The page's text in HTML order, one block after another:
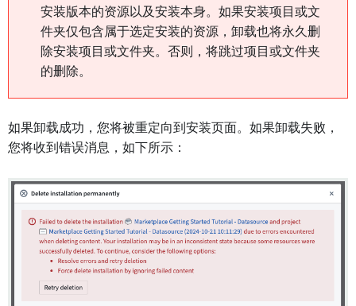
安装版本的资源以及安装本身。如果安装项目或文
件夹仅包含属于选定安装的资源，卸载也将永久删
除安装项目或文件夹。否则，将跳过项目或文件夹
的删除。
如果卸载成功，您将被重定向到安装页面。如果卸载失败，
您将收到错误消息，如下所示：